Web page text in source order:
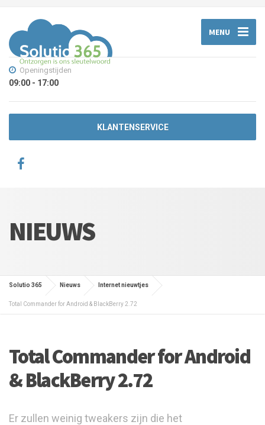
MENU
Openingstijden
09:00 - 17:00
KLANTENSERVICE
NIEUWS
Solutio 365 Nieuws Internet nieuwtjes
Total Commander for Android & BlackBerry 2.72
Total Commander for Android
& BlackBerry 2.72
Er zullen weinig tweakers zijn die het